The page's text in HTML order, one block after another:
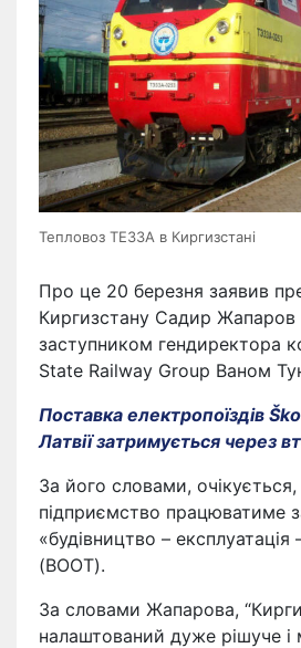
Тепловоз TE33A в Киргизстані
Про це 20 березня заявив
Киргизстану Садир Жапаров
заступником гендиректора
State Railway Group Ваном
Поставка електропоїздів
Латвії затримується через
За його словами,
підприємство працюватиме
«будівництво – експлуатація
(BOOT).
За словами Жапарова,
налаштований дуже рішуче і